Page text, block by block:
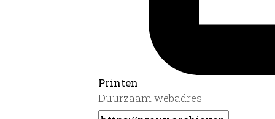
Printen
Duurzaam webadres